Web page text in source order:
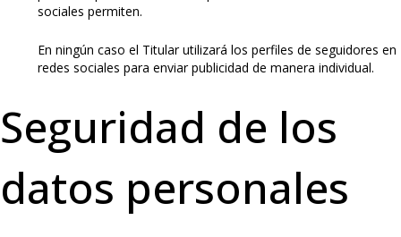
sociales permiten.
En ningún caso el Titular utilizará los perfiles de seguidores en
redes sociales para enviar publicidad de manera individual.
Seguridad de los
datos personales